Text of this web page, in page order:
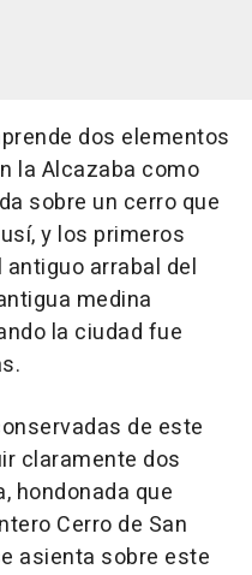
dos elementos
la Alcazaba como
sobre un cerro que
y los primeros
arrabal del
medina
la ciudad fue
de este
claramente dos
hondonada que
Cerro de San
asienta sobre este